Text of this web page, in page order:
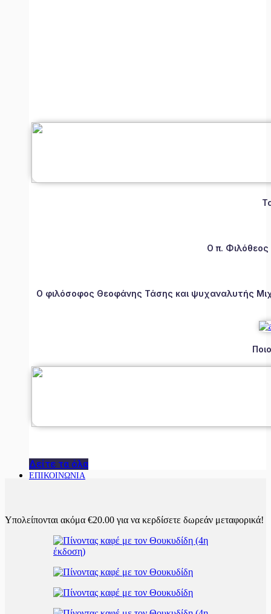
Ο π.
Ο φιλόσοφος Θεοφάνης Τάσης και ψυχαναλυτής
Δείτε τα όλα
ΕΠΙΚΟΙΝΩΝΙΑ
Υπολείπονται ακόμα €20.00 για να κερδίσετε δωρεάν μεταφορικά!